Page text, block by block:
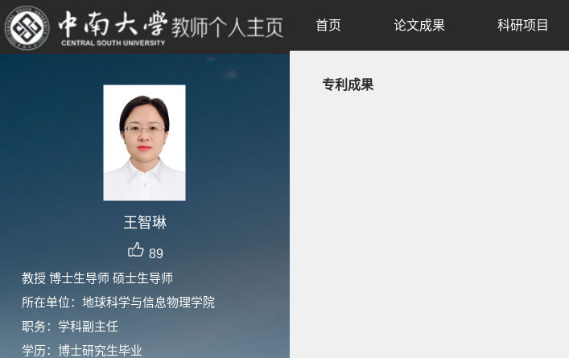
王智琳
89
教授 博士生导师 硕士生导师
所在单位：地球科学与信息物理学院
职务：学科副主任
学历：博士研究生毕业
首页 论文成果 科研项目
专利成果